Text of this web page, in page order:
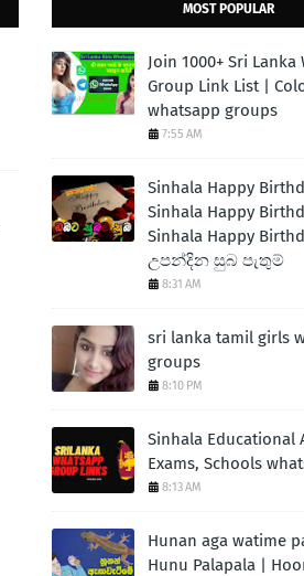
MOST POPULAR
Join 1000+ Sri Lanka
Group Link List |
whatsapp groups
7:55 AM
Sinhala Happy
Sinhala Happy
Sinhala Happy
උපන්දින සුබ පැතුම්
8:31 AM
sri lanka tamil girls
groups
8:10 PM
Sinhala Educational
Exams, Schools
8:13 AM
Hunan aga watime
Hunu Palapala |